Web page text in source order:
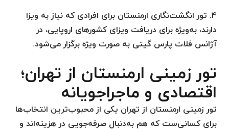
۴. تور انگشت‌نگاری ارمنستان برای افرادی که نیاز به ویزا
دارند، به‌ویژه برای دریافت ویزای کشورهای اروپایی، در
آژانس فلات پارس گیتی به صورت ویژه برگزار می‌شود.
تور زمینی ارمنستان از تهران؛
اقتصادی و ماجراجویانه
تور زمینی ارمنستان از تهران یکی از محبوب‌ترین انتخاب‌ها
برای کسانی‌ست که هم به‌دنبال صرفه‌جویی در هزینه‌اند و